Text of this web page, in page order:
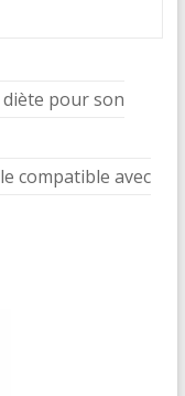
pour son
compatible avec